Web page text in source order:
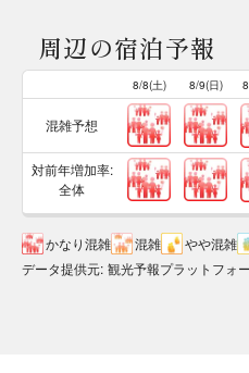
周辺の宿泊予報
8/8(土) 8/9(日)
混雑予想
対前年増加率:
全体
かなり混雑 混雑 やや混雑
データ提供元: 観光予報プラットフォ